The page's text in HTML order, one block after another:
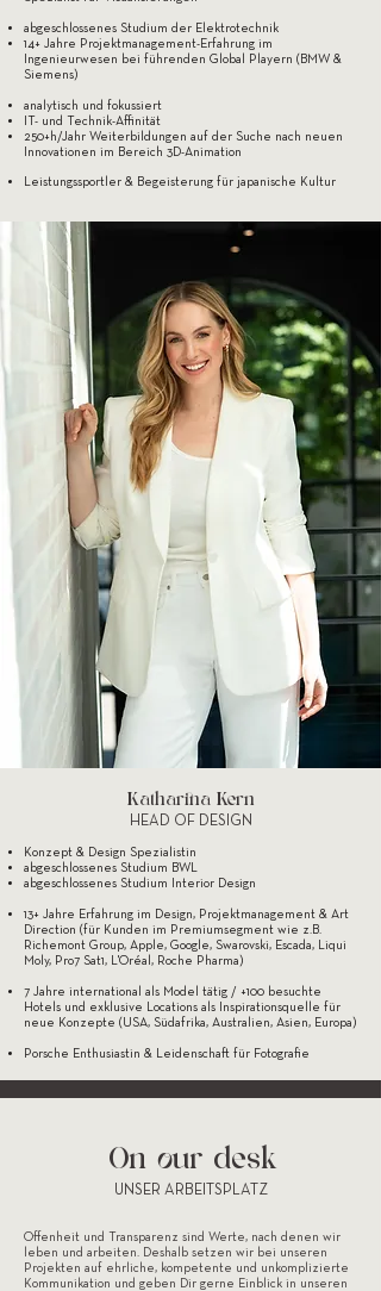
abgeschlossenes Studium der Elektrotechnik
14+ Jahre Projektmanagement-Erfahrung im
Ingenieurwesen bei führenden Global Playern (BMW &
Siemens)
analytisch und fokussiert
IT- und Technik-Affinität
250+h/Jahr Weiterbildungen auf der Suche nach neuen
Innovationen im Bereich 3D-Animation
Leistungssportler & Begeisterung für japanische Kultur
Katharina Kern
HEAD OF DESIGN
Konzept & Design Spezialistin
abgeschlossenes Studium BWL
abgeschlossenes Studium Interior Design
13+ Jahre Erfahrung im Design, Projektmanagement & Art
Direction (für Kunden im Premiumsegment wie z.B.
Richemont Group, Apple, Google, Swarovski, Escada, Liqui
Moly, Pro7 Sat1, L'Oréal, Roche Pharma)
7 Jahre international als Model tätig / +100 besuchte
Hotels und exklusive Locations als Inspirationsquelle für
neue Konzepte (USA, Südafrika, Australien, Asien, Europa)
Porsche Enthusiastin & Leidenschaft für Fotografie
On our desk
UNSER ARBEITSPLATZ
Offenheit und Transparenz sind Werte, nach denen wir
leben und arbeiten. Deshalb setzen wir bei unseren
Projekten auf ehrliche, kompetente und unkomplizierte
Kommunikation und geben Dir gerne Einblick in unseren